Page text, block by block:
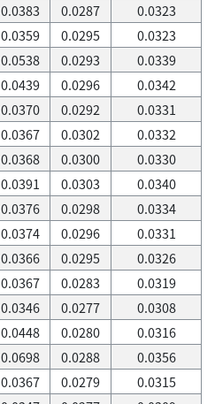
0.0383 0.0287
0.0323
0.0359 0.0295
0.0323
0.0538 0.0293
0.0339
0.0439 0.0296
0.0342
0.0370 0.0292
0.0331
0.0367 0.0302
0.0332
0.0368 0.0300
0.0330
0.0391 0.0303
0.0340
0.0376 0.0298
0.0334
0.0374 0.0296
0.0331
0.0366 0.0295
0.0326
0.0367 0.0283
0.0319
0.0346 0.0277
0.0308
0.0448 0.0280
0.0316
0.0698 0.0288
0.0356
0.0367 0.0279
0.0315